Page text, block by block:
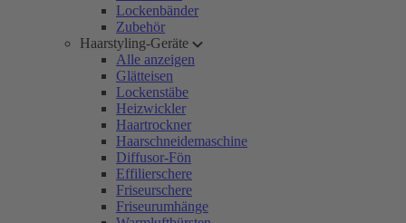
Lockenbänder
Zubehör
Haarstyling-Geräte
Alle anzeigen
Glätteisen
Lockenstäbe
Heizwickler
Haartrockner
Haarschneidemaschine
Diffusor-Fön
Effilierschere
Friseurschere
Friseurumhänge